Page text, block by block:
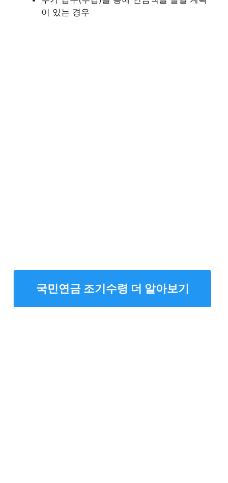
이 있는 경우
국민연금 조기수령 더 알아보기